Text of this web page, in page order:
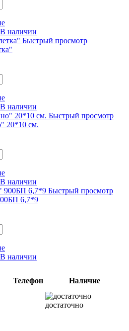
В наличии
Быстрый просмотр
В наличии
Быстрый просмотр
20*10 см.
В наличии
Быстрый просмотр
6,7*9
В наличии
Телефон
Наличие
достаточно